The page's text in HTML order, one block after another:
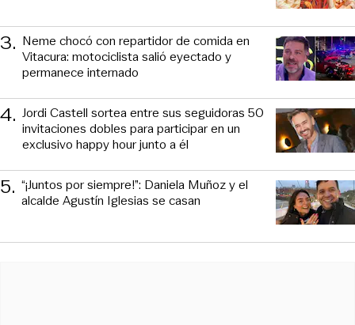
3. Neme chocó con repartidor de comida en
Vitacura: motociclista salió eyectado y
permanece internado
4. Jordi Castell sortea entre sus seguidoras 50
invitaciones dobles para participar en un
exclusivo happy hour junto a él
5. “¡Juntos por siempre!”: Daniela Muñoz y el
alcalde Agustín Iglesias se casan